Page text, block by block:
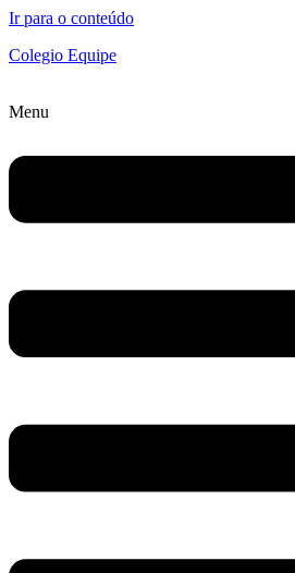
Ir para o conteúdo
Colegio Equipe
Menu